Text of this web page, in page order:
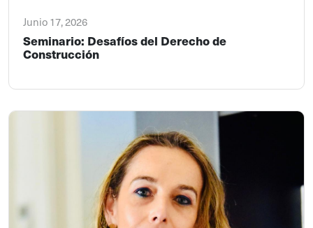
Junio 17, 2026
Seminario: Desafíos del Derecho de
Construcción